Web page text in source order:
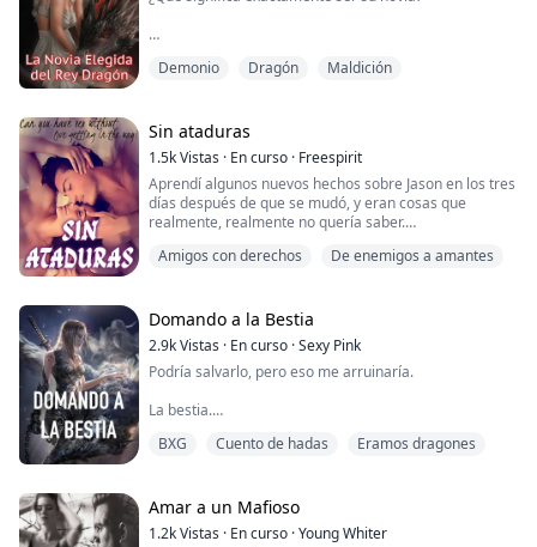
Lo he querido desde que ...
formaban el gran Reino de Ignas, se realizaba un ritual
del temido rey dragón.
Nadie sabía exactamente por qué se celebraba el ritual
todos los años ni qué pasaba con las novias que habían
sido e...
Demonio Dragón Maldición
Sin ataduras
1.5kVistas · En curso · Freespirit
Aprendí algunos nuevos hechos sobre Jason en los tres
días después de que se mudó, y eran cosas que
realmente, realmente no quería saber.
Hecho número uno: era el ser humano más molesto
Lo miré incrédula.
—¡No!
—¡Por favor, por favor, por favor!
Empezó a pincharme el estómago, molestándome aún
—¡Está bien! —grité—. ¡Lo haré si solo te cal...
Amigos con derechos
De enemigos a amantes
Domando a la Bestia
2.9kVistas · En curso ·Sexy Pink
Podría salvarlo, pero eso me arruinaría.
La bestia.
El príncipe dragón.
hemos hecho. Una maldición puesta sobre nosotros
por el rey loco.
BXG Cuento de hadas Eramos dragones
Amar a un Mafioso
1.2kVistas · En curso ·Young Whiter